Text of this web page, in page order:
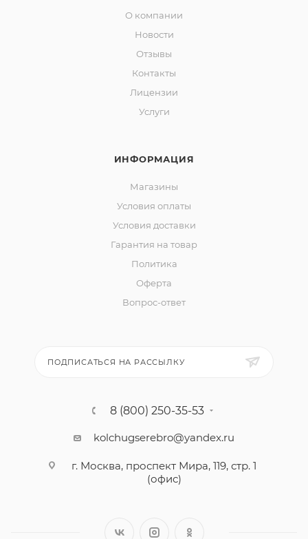
О компании
Новости
Отзывы
Контакты
Лицензии
Услуги
ИНФОРМАЦИЯ
Магазины
Условия оплаты
Условия доставки
Гарантия на товар
Политика
Оферта
Вопрос-ответ
ПОДПИСАТЬСЯ НА РАССЫЛКУ
8 (800) 250-35-53
kolchugserebro@yandex.ru
г. Москва, проспект Мира, 119, стр. 1
(офис)